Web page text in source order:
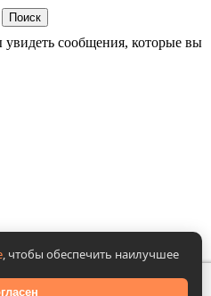
Поиск
увидеть сообщения, которые вы
данных в
, чтобы обеспечить наилучшее